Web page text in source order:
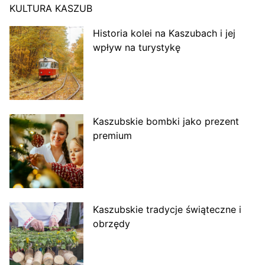
KULTURA KASZUB
Historia kolei na Kaszubach i jej
wpływ na turystykę
Kaszubskie bombki jako prezent
premium
Kaszubskie tradycje świąteczne i
obrzędy